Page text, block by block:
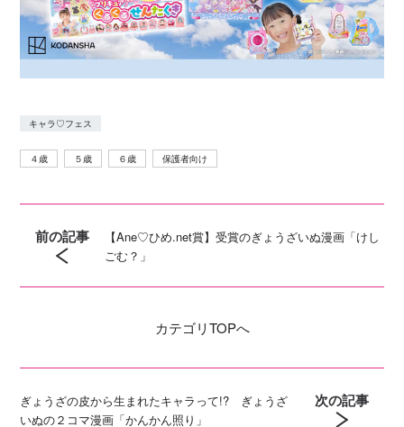
キャラ♡フェス
４歳 ５歳 ６歳 保護者向け
前の記事
【Ane♡ひめ.net賞】受賞のぎょうざいぬ漫画「けし
ごむ？」
カテゴリTOPへ
ぎょうざの皮から生まれたキャラって!? ぎょうざ
いぬの２コマ漫画「かんかん照り」
次の記事